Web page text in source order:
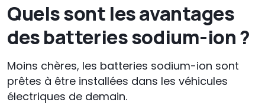
Quels sont les avantages
des batteries sodium-ion ?
Moins chères, les batteries sodium-ion sont
prêtes à être installées dans les véhicules
électriques de demain.